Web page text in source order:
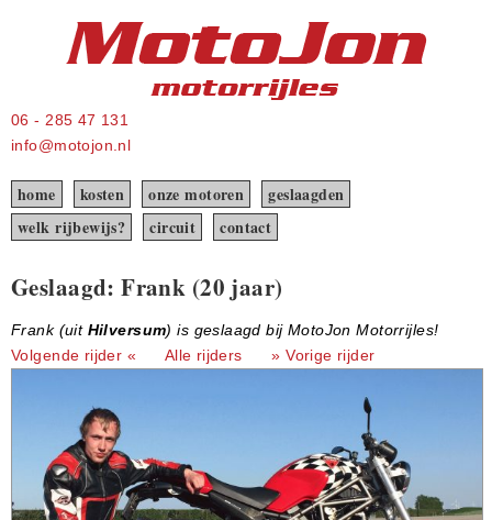
06 - 285 47 131
info@motojon.nl
home kosten onze motoren
geslaagden
welk rijbewijs?
circuit contact
Geslaagd: Frank (20 jaar)
Frank (uit Hilversum) is geslaagd bij MotoJon Motorrijles!
Volgende rijder «
Alle rijders » Vorige rijder